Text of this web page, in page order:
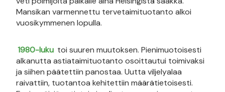
Mansikan varmennettu tervetaimituotanto alkoi
vuosikymmenen lopulla.
1980-luku toi suuren muutoksen. Pienimuotoisesti
alkanutta astiataimituotanto osoittautui toimivaksi
ja siihen päätettiin panostaa. Uutta viljelyalaa
raivattiin, tuotantoa kehitettiin määrätietoisesti.